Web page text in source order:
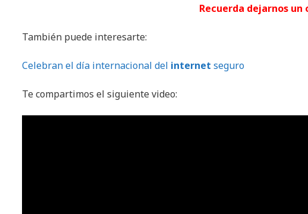
Recuerda dejarnos
También puede interesarte:
Celebran el día internacional del internet seguro
Te compartimos el siguiente video: